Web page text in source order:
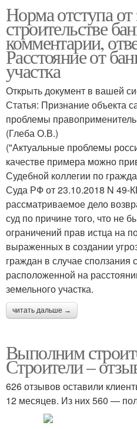
Норма отступа от
строительстве
комментарии,
Расстояние от
участка
Открыть документ в вашей
Статья: Признание объекта
проблемы
(Глеба О.В.)
("Актуальные проблемы
качестве примера можно
Судебной коллегии по
Суда РФ от 23.10.2018 N 49-
рассматриваемое дело
суд по причине того, что не
ограничений прав истца на
выраженных в создании
граждан в случае сползания
расположенной на
земельного участка.
читать дальше →
Выполним
Строители –
626 отзывов оставили
12 месяцев. Из них 560 —